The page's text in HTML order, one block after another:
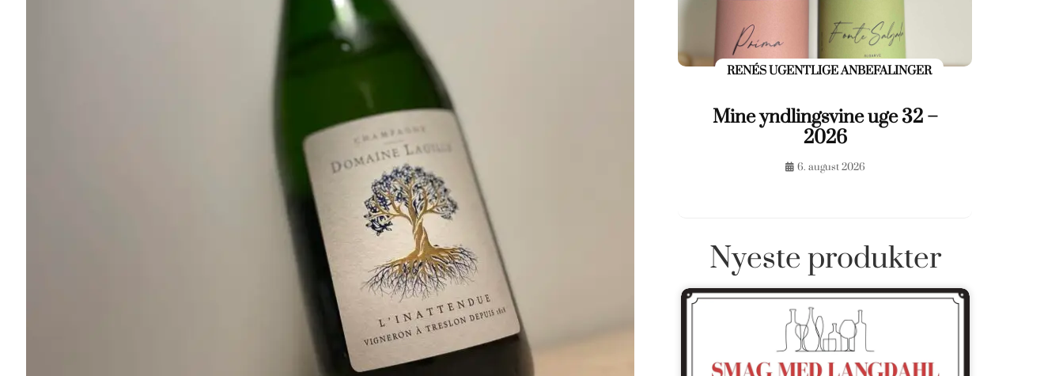
RENÉS UGENTLIGE ANBEFALINGER
Mine yndlingsvine uge 32 –
2026
6. august 2026
Nyeste produkter